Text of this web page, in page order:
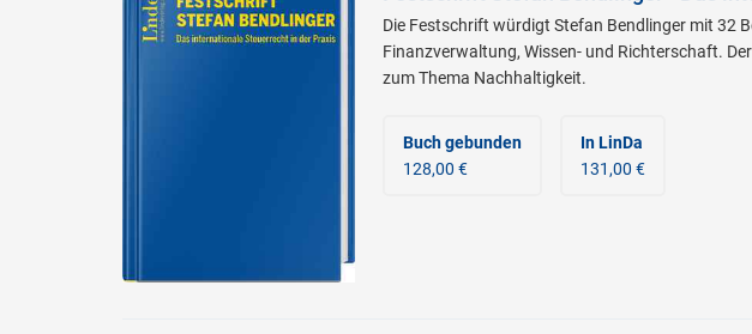
Die Festschrift würdigt Stefan Bendlinger mit 32
Finanzverwaltung, Wissen- und Richterschaft.
zum Thema Nachhaltigkeit.
Buch gebunden
128,00 €
In LinDa
131,00 €